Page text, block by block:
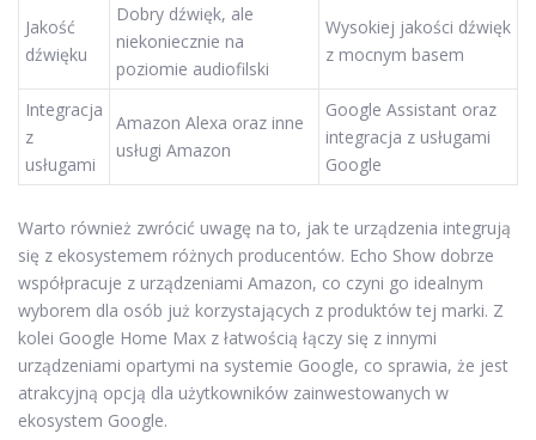
Jakość
dźwięku
Dobry dźwięk, ale
niekoniecznie na
poziomie audiofilski
Wysokiej jakości dźwięk
z mocnym basem
Integracja
z
usługami
Amazon Alexa oraz inne
usługi Amazon
Google Assistant oraz
integracja z usługami
Google
Warto również zwrócić uwagę na to, jak te urządzenia integrują
się z ekosystemem różnych producentów. Echo Show dobrze
współpracuje z urządzeniami Amazon, co czyni go idealnym
wyborem dla osób już korzystających z produktów tej marki. Z
kolei Google Home Max z łatwością łączy się z innymi
urządzeniami opartymi na systemie Google, co sprawia, że jest
atrakcyjną opcją dla użytkowników zainwestowanych w
ekosystem Google.